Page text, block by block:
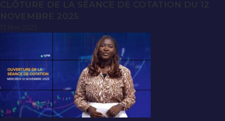
CLÔTURE DE LA SÉANCE DE COTATION DU 12
NOVEMBRE 2025